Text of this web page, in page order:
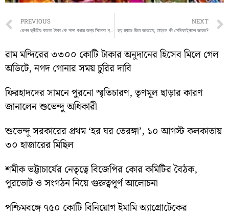
Prev
PREVIOUS
রেশন দুর্নীতির কালো টাকা কে সাদা করার জন্য সিনেমা প্রযোজনা করেছিলেন বাকিবুর
NEXT
ছয় ম্যাচে জিত ভারতের, তাহলে কী সেমিফাইনালে ভারত?
রাম মন্দিরের ৩৩০০ কোটি টাকার অনুদানের হিসেব মিলে গেল
অডিটে, নগদ গোনার সময় চুরির দাবি
ফিরহাদদের সামনে পুরনো স্মৃতিচারণ, তৃণমূল ছাড়ার কারণ
জানালেন শুভেন্দু অধিকারী
শুভেন্দু সরকারের প্রথম ‘হর ঘর তেরঙ্গা’, ১০ আগস্ট কলকাতায়
৩০ হাজারের মিছিল
শমীক ভট্টাচার্যের নেতৃত্বে বিজেপির কোর কমিটির বৈঠক,
পুরভোট ও সংগঠন নিয়ে গুরুত্বপূর্ণ আলোচনা
পশ্চিমবঙ্গে ৭৫০ কোটি বিনিয়োগ ইমামি অ্যাগ্রোটেকের